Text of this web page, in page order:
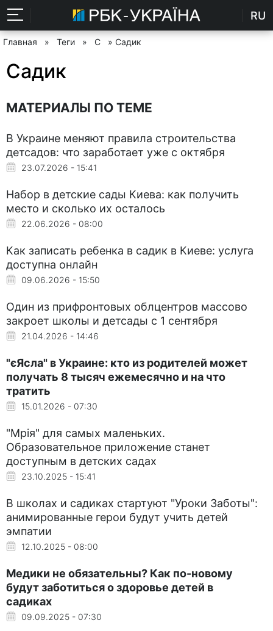
RU
Главная » Теги » С » Садик
Садик
МАТЕРИАЛЫ ПО ТЕМЕ
В Украине меняют правила строительства
детсадов: что заработает уже с октября
23.07.2026 - 15:41
Набор в детские сады Киева: как получить
место и сколько их осталось
22.06.2026 - 08:00
Как записать ребенка в садик в Киеве: услуга
доступна онлайн
09.06.2026 - 15:50
Один из прифронтовых облцентров массово
закроет школы и детсады с 1 сентября
21.04.2026 - 14:46
"єЯсла" в Украине: кто из родителей может
получать 8 тысяч ежемесячно и на что
тратить
15.01.2026 - 07:30
"Мрія" для самых маленьких.
Образовательное приложение станет
доступным в детских садах
23.10.2025 - 15:41
В школах и садиках стартуют "Уроки Заботы":
анимированные герои будут учить детей
эмпатии
12.10.2025 - 08:00
Медики не обязательны? Как по-новому
будут заботиться о здоровье детей в
садиках
09.09.2025 - 07:30